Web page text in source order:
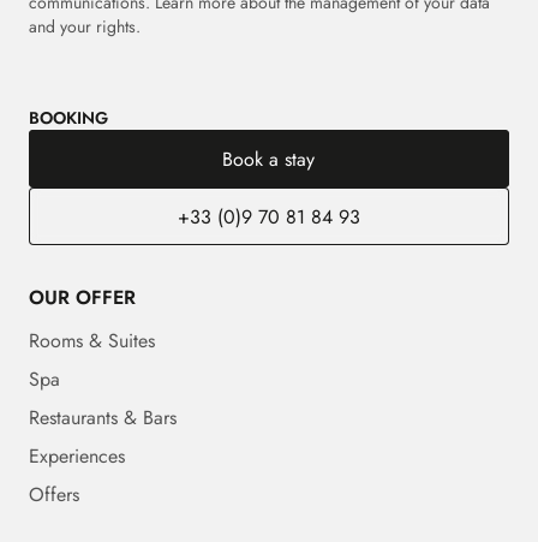
and your rights.
BOOKING
Book a stay
+33 (0)9 70 81 84 93
OUR OFFER
Rooms & Suites
Spa
Restaurants & Bars
Experiences
Offers